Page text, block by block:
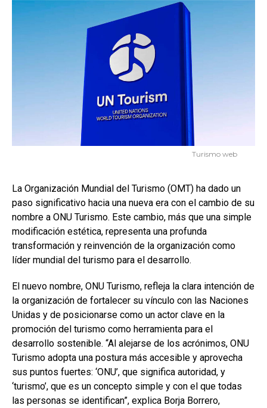
Turismo web
La Organización Mundial del Turismo (OMT) ha dado un
paso significativo hacia una nueva era con el cambio de su
nombre a ONU Turismo. Este cambio, más que una simple
modificación estética, representa una profunda
transformación y reinvención de la organización como
líder mundial del turismo para el desarrollo.
El nuevo nombre, ONU Turismo, refleja la clara intención de
la organización de fortalecer su vínculo con las Naciones
Unidas y de posicionarse como un actor clave en la
promoción del turismo como herramienta para el
desarrollo sostenible. “Al alejarse de los acrónimos, ONU
Turismo adopta una postura más accesible y aprovecha
sus puntos fuertes: ‘ONU’, que significa autoridad, y
‘turismo’, que es un concepto simple y con el que todas
las personas se identifican”, explica Borja Borrero,